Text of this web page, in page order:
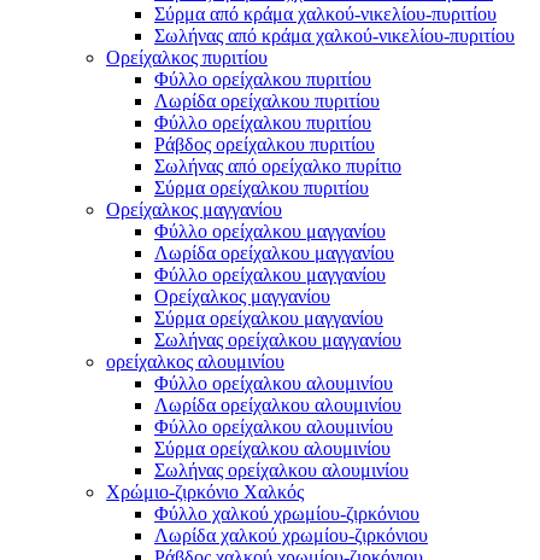
Σύρμα από κράμα χαλκού-νικελίου-πυριτίου
Σωλήνας από κράμα χαλκού-νικελίου-πυριτίου
Ορείχαλκος πυριτίου
Φύλλο ορείχαλκου πυριτίου
Λωρίδα ορείχαλκου πυριτίου
Φύλλο ορείχαλκου πυριτίου
Ράβδος ορείχαλκου πυριτίου
Σωλήνας από ορείχαλκο πυρίτιο
Σύρμα ορείχαλκου πυριτίου
Ορείχαλκος μαγγανίου
Φύλλο ορείχαλκου μαγγανίου
Λωρίδα ορείχαλκου μαγγανίου
Φύλλο ορείχαλκου μαγγανίου
Ορείχαλκος μαγγανίου
Σύρμα ορείχαλκου μαγγανίου
Σωλήνας ορείχαλκου μαγγανίου
ορείχαλκος αλουμινίου
Φύλλο ορείχαλκου αλουμινίου
Λωρίδα ορείχαλκου αλουμινίου
Φύλλο ορείχαλκου αλουμινίου
Σύρμα ορείχαλκου αλουμινίου
Σωλήνας ορείχαλκου αλουμινίου
Χρώμιο-ζιρκόνιο Χαλκός
Φύλλο χαλκού χρωμίου-ζιρκόνιου
Λωρίδα χαλκού χρωμίου-ζιρκόνιου